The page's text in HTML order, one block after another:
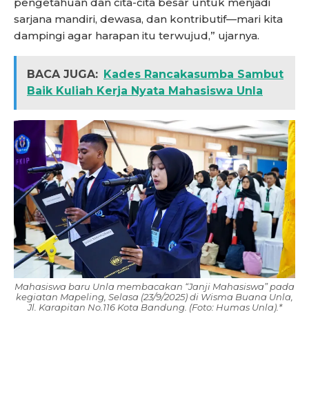
sarjana mandiri, dewasa, dan kontributif—mari kita
dampingi agar harapan itu terwujud,” ujarnya.
BACA JUGA: Kades Rancakasumba Sambut
Baik Kuliah Kerja Nyata Mahasiswa Unla
Mahasiswa baru Unla membacakan “Janji Mahasiswa” pada
kegiatan Mapeling, Selasa (23/9/2025) di Wisma Buana Unla,
Jl. Karapitan No.116 Kota Bandung. (Foto: Humas Unla).*